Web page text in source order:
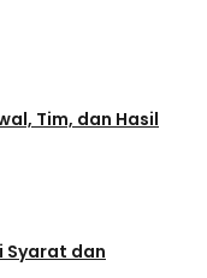
Tim, dan Hasil
Syarat dan